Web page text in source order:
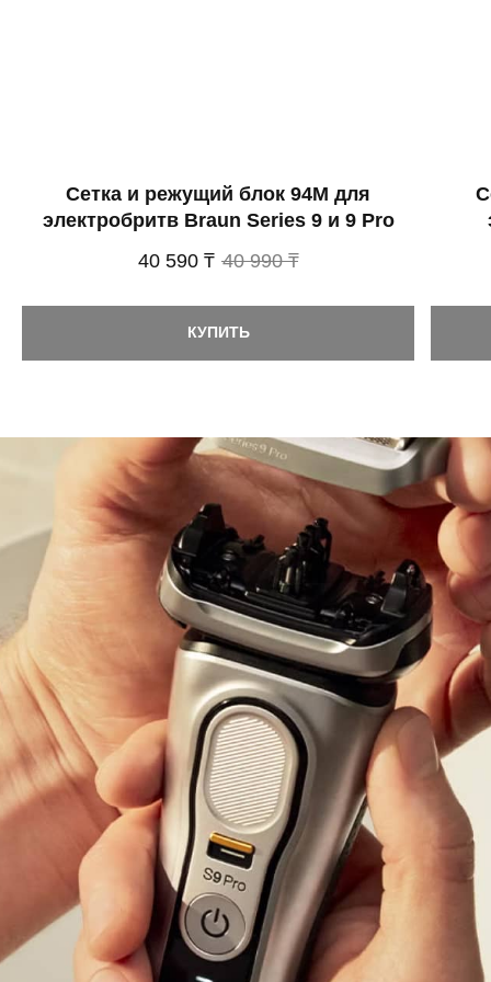
Сетка и режущий блок 94M для
электробритв Braun Series 9 и 9 Pro
40 590 ₸ 40 990 ₸
КУПИТЬ